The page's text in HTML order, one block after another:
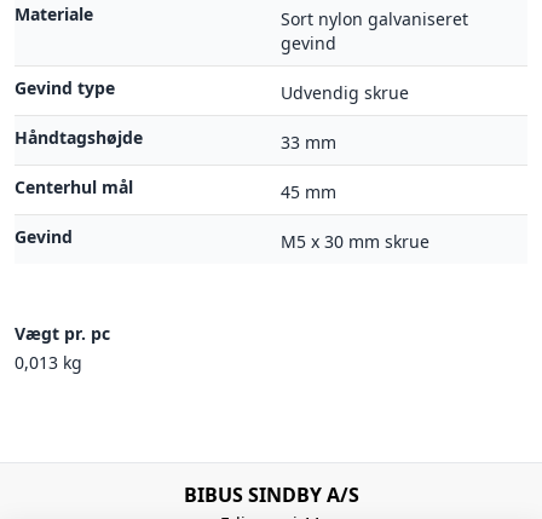
Materiale
Sort nylon galvaniseret
gevind
Gevind type
Udvendig skrue
Håndtagshøjde
33 mm
Centerhul mål
45 mm
Gevind
M5 x 30 mm skrue
Vægt pr. pc
0,013 kg
BIBUS SINDBY A/S